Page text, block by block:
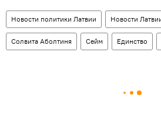
Новости политики Латвии Новости
Солвита Аболтиня Сейм Единство